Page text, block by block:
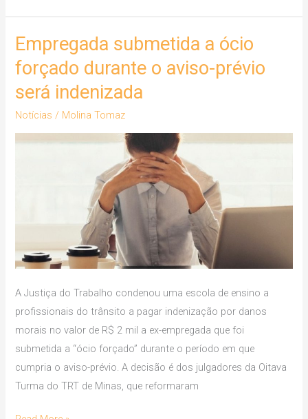
Empregada submetida a ócio
forçado durante o aviso-prévio
será indenizada
Notícias / Molina Tomaz
A Justiça do Trabalho condenou uma escola de ensino a
profissionais do trânsito a pagar indenização por danos
morais no valor de R$ 2 mil a ex-empregada que foi
submetida a “ócio forçado” durante o período em que
cumpria o aviso-prévio. A decisão é dos julgadores da Oitava
Turma do TRT de Minas, que reformaram
Empregada
submetida
a
ócio
forçado
durante
indenizada